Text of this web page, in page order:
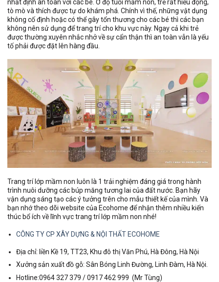
nhất định an toàn với các bé. Ở độ tuổi mầm non, trẻ rất hiếu động,
tò mò và thích được tự do khám phá. Chính vì thế, những vật dụng
không cố định hoặc có thể gây tổn thương cho các bé thì các bạn
không nên sử dụng để trang trí cho khu vực này. Ngay cả khi trẻ
được thường xuyên nhắc nhở về sự cẩn thận thì an toàn vẫn là yếu
tố phải được đặt lên hàng đầu.
Trang trí lớp mầm non luôn là 1 trải nghiệm đáng giá trong hành
trình nuôi dưỡng các búp măng tương lai của đất nước. Bạn hãy
vận dụng sáng tạo các ý tưởng trên cho mẫu thiết kế của mình. Và
bạn nhớ theo dõi website của Ecohome để nhận thêm nhiều kiến
thúc bổ ích về lĩnh vực trang trí lớp mầm non nhé!
CÔNG TY CP XÂY DỰNG & NỘI THẤT ECOHOME
Địa chỉ: liền Kề 19, TT23, Khu đô thị Văn Phú, Hà Đông, Hà Nội
Xưởng sản xuất đồ gỗ: Sân Bóng Linh Đường, Linh Đàm, Hà Nội.
Hotline:0964 327 379 / 0917 462 999 (Mr Tùng)